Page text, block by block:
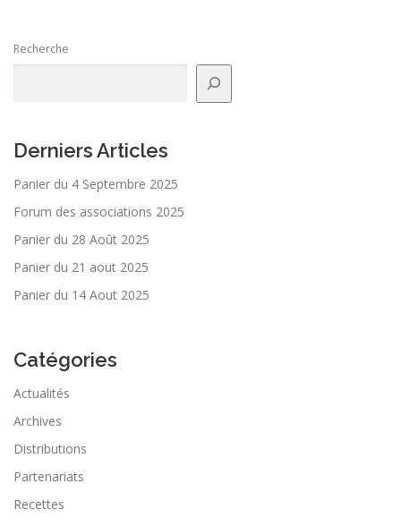
Recherche
Derniers Articles
Panier du 4 Septembre 2025
Forum des associations 2025
Panier du 28 Août 2025
Panier du 21 aout 2025
Panier du 14 Aout 2025
Catégories
Actualités
Archives
Distributions
Partenariats
Recettes